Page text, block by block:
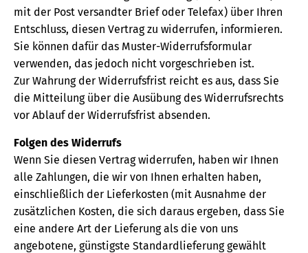
mit der Post versandter Brief oder Telefax) über Ihren
Entschluss, diesen Vertrag zu widerrufen, informieren.
Sie können dafür das Muster-Widerrufsformular
verwenden, das jedoch nicht vorgeschrieben ist.
Zur Wahrung der Widerrufsfrist reicht es aus, dass Sie
die Mitteilung über die Ausübung des Widerrufsrechts
vor Ablauf der Widerrufsfrist absenden.
Folgen des Widerrufs
Wenn Sie diesen Vertrag widerrufen, haben wir Ihnen
alle Zahlungen, die wir von Ihnen erhalten haben,
einschließlich der Lieferkosten (mit Ausnahme der
zusätzlichen Kosten, die sich daraus ergeben, dass Sie
eine andere Art der Lieferung als die von uns
angebotene, günstigste Standardlieferung gewählt